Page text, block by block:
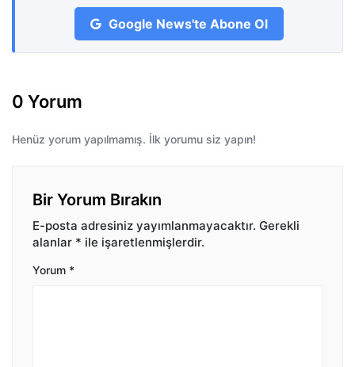
Google News'te Abone Ol
0 Yorum
Henüz yorum yapılmamış. İlk yorumu siz yapın!
Bir Yorum Bırakın
E-posta adresiniz yayımlanmayacaktır. Gerekli
alanlar * ile işaretlenmişlerdir.
Yorum *